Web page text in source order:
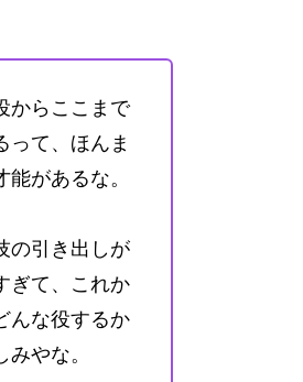
からここまで
って、ほんま
能があるな。
の引き出しが
ぎて、これか
んな役するか
みやな。